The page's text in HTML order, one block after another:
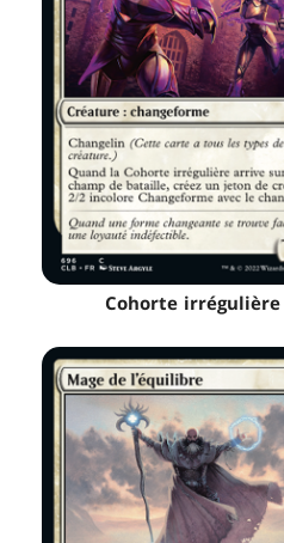
Cohorte irrégulière